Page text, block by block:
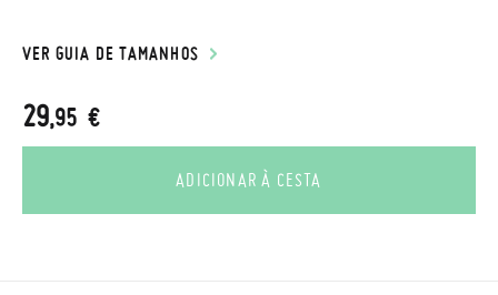
VER GUIA DE TAMANHOS
29,95 €
ADICIONAR À CESTA